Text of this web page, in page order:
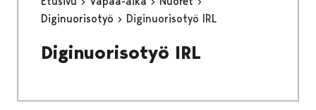
Diginuorisotyö
Diginuorisotyö IRL
Diginuorisotyö IRL